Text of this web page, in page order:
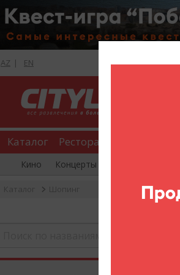
AZ | EN
Каталог Рестораны
Кино Концерты